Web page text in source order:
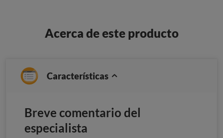
Acerca de este producto
Características
Breve comentario del
especialista